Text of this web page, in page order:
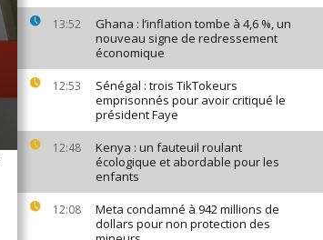
13:52
Ghana : l’inflation tombe à 4,6 %, un
nouveau signe de redressement
économique
12:53
Sénégal : trois TikTokeurs
emprisonnés pour avoir critiqué le
président Faye
12:48
Kenya : un fauteuil roulant
écologique et abordable pour les
enfants
12:08
Meta condamné à 942 millions de
dollars pour non protection des